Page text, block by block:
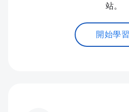
站。
開始學習